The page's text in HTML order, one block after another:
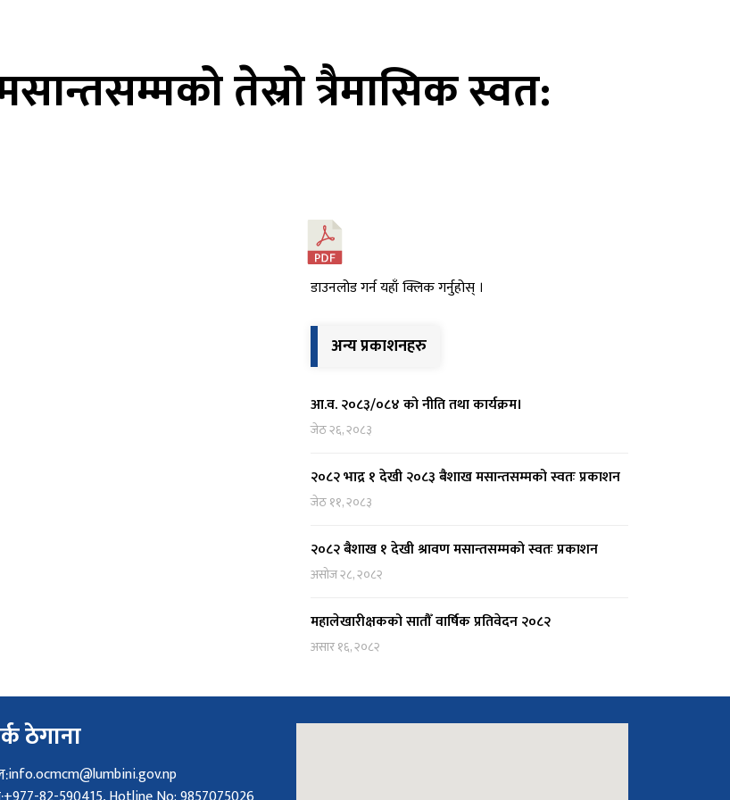
तेस्रो त्रैमासिक स्वत:
डाउनलोड गर्न यहाँ क्लिक गर्नुहोस् ।
अन्य प्रकाशनहरु
आ.व. २०८३/०८४ को नीति तथा कार्यक्रम।
जेठ २६, २०८३
२०८२ भाद्र १ देखी २०८३ बैशाख मसान्तसम्मको स्वतः प्रकाशन
जेठ ११, २०८३
२०८२ बैशाख १ देखी श्रावण मसान्तसम्मको स्वतः प्रकाशन
असोज २८, २०८२
महालेखारीक्षकको सातौँ वार्षिक प्रतिवेदन २०८२
असार १६, २०८२
ठेगाना
info.ocmcm@lumbini.gov.np